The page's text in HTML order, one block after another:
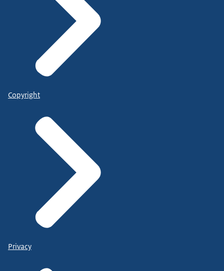
Copyright
Privacy